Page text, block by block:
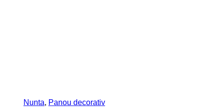
Nunta, Panou decorativ